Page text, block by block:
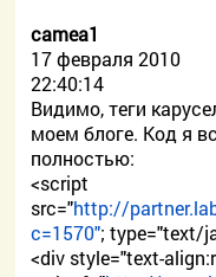
camea1
17 февраля 2010
22:40:14
Видимо, теги
моем блоге. Код я
полностью:
<script
src="http://
c=1570"; type="text/
<div style="text-